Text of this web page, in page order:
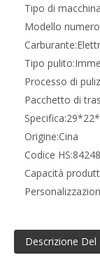
Tipo di
Modello
Carburante:
Tipo pulito:
Processo di
Pacchetto di
Specifica:
Origine:Cina
Codice HS:
Capacità
Descrizione